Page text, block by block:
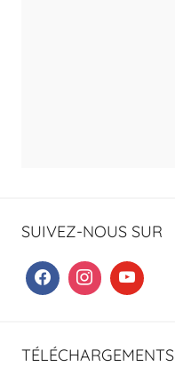
SUIVEZ-NOUS SUR
TÉLÉCHARGEMENTS